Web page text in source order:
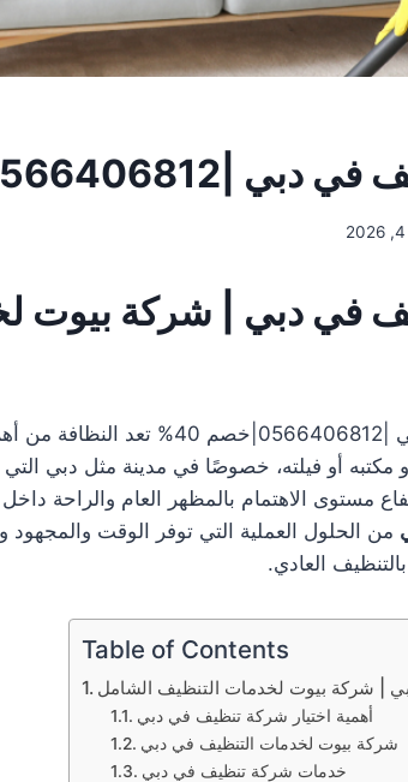
40%
في دبي | شركة بيوت
شركة تنظيف في دبي
أو فيلته، خصوصًا في مدينة مثل دبي التي
مستوى الاهتمام بالمظهر العام والراحة
من الحلول العملية التي توفر الوقت
العادي.
Table of Contents
| شركة بيوت لخدمات التنظيف الشامل
أهمية اختيار شركة تنظيف في دبي
شركة بيوت لخدمات التنظيف في دبي
خدمات شركة تنظيف في دبي